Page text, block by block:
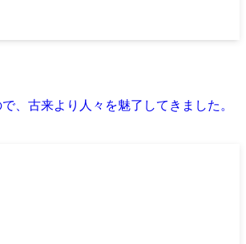
、古来より人々を魅了してきました。